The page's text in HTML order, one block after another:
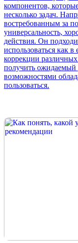
компонентов,
несколько задач.
востребованным за
универсальность,
действия. Он
использоваться как
коррекции
получить ожидаемый
возможностями
пользоваться.